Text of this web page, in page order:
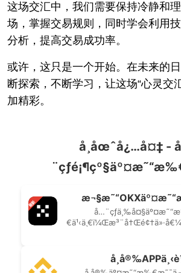
这场交汇中，我们需要保持冷静和
场，掌握交易规则，同时学会利用
分析，提高交易成功率。
或许，这只是一个开始。在未来的
断探索，不断学习，让这场“心灵交
加精彩。